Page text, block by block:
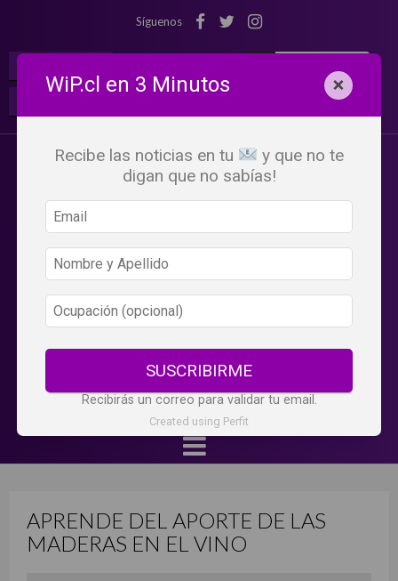
Síguenos
APRENDE DEL APORTE DE LAS
MADERAS EN EL VINO
WiP.cl en 3 Minutos ×
Recibe las noticias en tu
y que no te
digan que no sabías!
SUSCRIBIRME
Recibirás un correo para validar tu email.
Created using Perfit